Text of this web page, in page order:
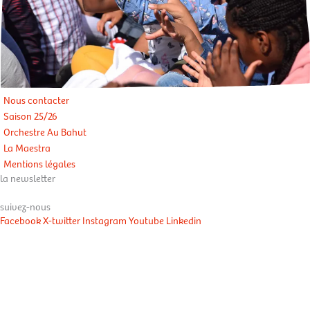
Nous contacter
Saison 25/26
Orchestre Au Bahut
La Maestra
Mentions légales
la newsletter
suivez-nous
FacebookX-twitterInstagramYoutubeLinkedin